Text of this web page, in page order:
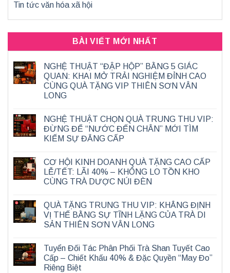
Tin tức văn hóa xã hội
BÀI VIẾT MỚI NHẤT
NGHỆ THUẬT “ĐẬP HỘP” BẰNG 5 GIÁC
QUAN: KHAI MỞ TRẢI NGHIỆM ĐỈNH CAO
CÙNG QUÀ TẶNG VIP THIÊN SƠN VÂN
LONG
NGHỆ THUẬT CHỌN QUÀ TRUNG THU VIP:
ĐỪNG ĐỂ “NƯỚC ĐẾN CHÂN” MỚI TÌM
KIẾM SỰ ĐẲNG CẤP
CƠ HỘI KINH DOANH QUÀ TẶNG CAO CẤP
LỄ/TẾT: LÃI 40% – KHÔNG LO TỒN KHO
CÙNG TRÀ DƯỢC NÚI ĐÈN
QUÀ TẶNG TRUNG THU VIP: KHẲNG ĐỊNH
VỊ THẾ BẰNG SỰ TĨNH LẶNG CỦA TRÀ DI
SẢN THIÊN SƠN VÂN LONG
Tuyển Đối Tác Phân Phối Trà Shan Tuyết Cao
Cấp – Chiết Khấu 40% & Đặc Quyền “May Đo”
Riêng Biệt